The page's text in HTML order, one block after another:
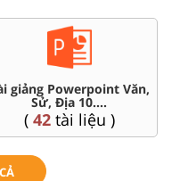
giảng Powerpoint Văn,
Sử, Địa 10....
( 42tài liệu )